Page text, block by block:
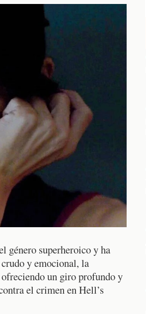
género superheroico y ha
y emocional, la
ofreciendo un giro profundo y
el crimen en Hell’s